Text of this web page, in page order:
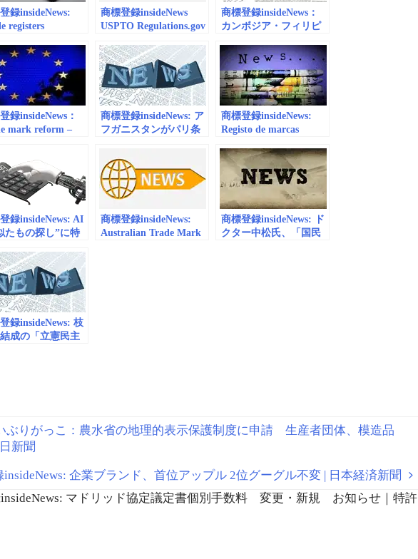
録insideNews:
registers
Pay Cash,
to launch later
| iLounge News
商標登録insideNews
USPTO Regulations.gov
商標登録insideNews：
カンボジア・フィリピ
どのブランドが保護 |
ASEAN PORTAL(アセ
アン ポータル)
録insideNews：
mark reform –
available |
商標登録insideNews: ア
フガニスタンがパリ条
に加盟｜WIPO-
Administered Treaties
商標登録insideNews:
Registo de marcas
em 2017 |
JUSTICA.GOV.PT
録insideNews: AI
たもの探し”に特
テムを提案する
| マイナビニ
商標登録insideNews:
Australian Trade Mark
商標登録insideNews: ド
クター中松氏、「国民
録insideNews: 枝
成の「立憲民主
ぶりがっこ：農水省の地理的表示保護制度に申請 生産者団体、模造品
新聞
insideNews: 企業ブランド、首位アップル 2位グーグル不変 | 日本経済新聞
マドリッド協定議定書個別手数料 変更・新規 お知らせ｜特許